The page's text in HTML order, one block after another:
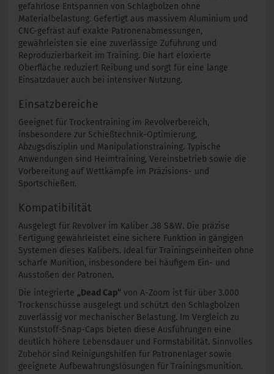
gefahrlose Entspannen von Schlagbolzen ohne
Materialbelastung. Gefertigt aus massivem Aluminium und
CNC-gefräst auf exakte Patronenabmessungen,
gewährleisten sie eine zuverlässige Zuführung und
Reproduzierbarkeit im Training. Die hart eloxierte
Oberfläche reduziert Reibung und sorgt für eine lange
Einsatzdauer auch bei intensiver Nutzung.
Einsatzbereiche
Geeignet für Trockentraining im Revolverbereich,
insbesondere zur Schießtechnik-Optimierung,
Abzugsdisziplin und Manipulationstraining. Typische
Anwendungen sind Heimtraining, Vereinsbetrieb sowie die
Vorbereitung auf Wettkämpfe im Präzisions- und
Sportschießen.
Kompatibilität
Ausgelegt für Revolver im Kaliber .38 S&W. Die präzise
Fertigung gewährleistet eine sichere Funktion in gängigen
Systemen dieses Kalibers. Ideal für Trainingseinheiten ohne
scharfe Munition, insbesondere bei häufigem Ein- und
Ausstoßen der Patronen.
Die integrierte „Dead Cap“ von A-Zoom ist für über 3.000
Trockenschüsse ausgelegt und schützt den Schlagbolzen
zuverlässig vor mechanischer Belastung. Im Vergleich zu
Kunststoff-Snap-Caps bieten diese Ausführungen eine
deutlich höhere Lebensdauer und Formstabilität. Sinnvolles
Zubehör sind Reinigungshilfen für Patronenlager sowie
geeignete Aufbewahrungslösungen für Trainingsmunition.